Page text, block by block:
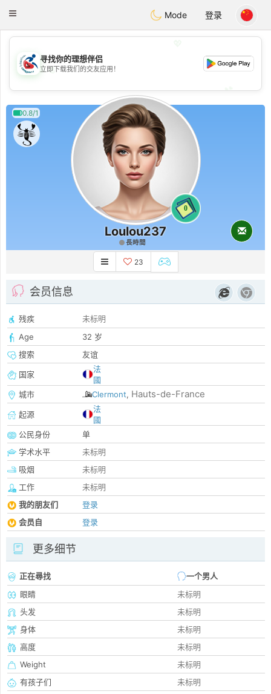
Handi Space
Toggle
Mode 登录
💖
💕
寻找你的理想伴侣
立即下载我们的交友应用！
0.8/1
0
Loulou237
長時間
23
会员信息
残疾
未标明
Age
32 岁
搜索
友谊
国家
法
國
城市
Clermont, Hauts-de-France
起源
法
國
公民身份
单
学术水平
未标明
吸烟
未标明
工作
未标明
我的朋友们
登录
会员自
登录
更多细节
正在尋找
一个男人
眼睛
未标明
头发
未标明
身体
未标明
高度
未标明
Weight
未标明
有孩子们
未标明